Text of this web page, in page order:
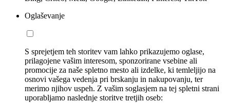
Oglaševanje
S sprejetjem teh storitev vam lahko prikazujemo oglase,
prilagojene vašim interesom, sponzorirane vsebine ali
promocije za naše spletno mesto ali izdelke, ki temleljijo na
osnovi vašega vedenja pri brskanju in nakupovanju, ter
merimo njihov uspeh. Z vašim soglasjem na tej spletni strani
uporabljamo naslednje storitve tretjih oseb: